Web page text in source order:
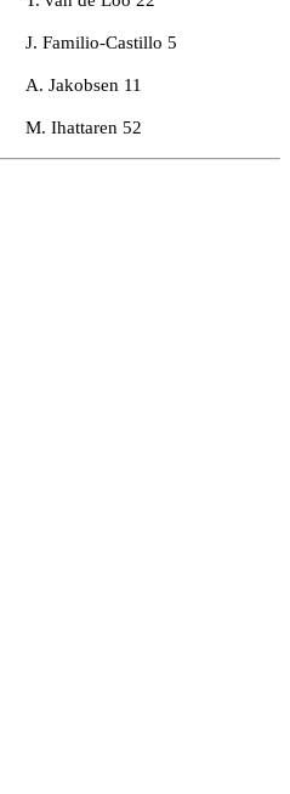
J. Familio-Castillo 5
A. Jakobsen 11
M. Ihattaren 52